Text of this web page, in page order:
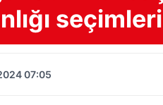
07:05